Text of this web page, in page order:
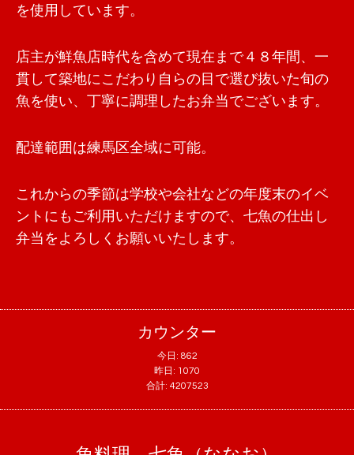
を使用しています。
店主が鮮魚店時代を含めて現在まで４８年間、一
貫して築地にこだわり自らの目で選び抜いた旬の
魚を使い、丁寧に調理したお弁当でございます。
配達範囲は練馬区全域に可能。
これからの季節は学校や会社などの年度末のイベ
ントにもご利用いただけますので、七魚の仕出し
弁当をよろしくお願いいたします。
カウンター
今日: 862
昨日: 1070
合計: 4207523